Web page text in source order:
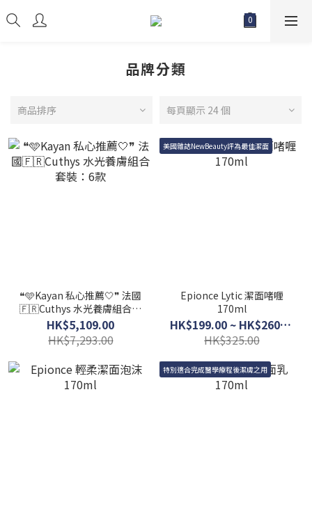
品牌分類
商品排序 每頁顯示 24 個
❝🩵Kayan 私心推薦🤍❞ 法國
🇫🇷Cuthys 水光養膚組合套
裝：6款
HK$5,109.00
HK$7,293.00
美國雜誌NewBeauty評為最佳潔面
Epionce Lytic 潔面啫喱
170ml
HK$199.00 ~ HK$260.00
HK$325.00
特別適合完成醫學療程後潔膚之用